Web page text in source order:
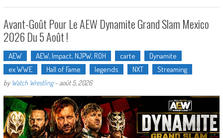
Avant-Goût Pour Le AEW Dynamite Grand Slam Mexico
2026 Du 5 Août !
AEW AEW, Impact, NJPW, ROH carte
Dynamite
ex WWE
Hall of Fame legends NXT Streaming
by Watch Wrestling- août 5, 2026